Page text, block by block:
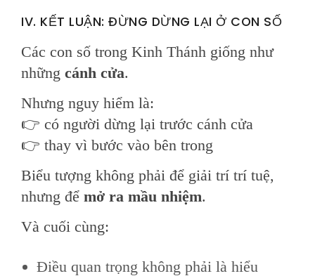
IV. KẾT LUẬN: ĐỪNG DỪNG LẠI Ở CON SỐ
Các con số trong Kinh Thánh giống như
những cánh cửa.
Nhưng nguy hiểm là:
👉 có người dừng lại trước cánh cửa
👉 thay vì bước vào bên trong
Biểu tượng không phải để giải trí trí tuệ,
nhưng để mở ra mầu nhiệm.
Và cuối cùng:
Điều quan trọng không phải là hiểu